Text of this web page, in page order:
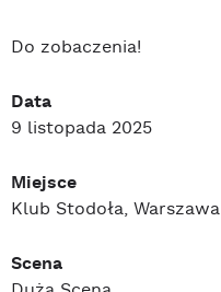
Do zobaczenia!
Data
9 listopada 2025
Miejsce
Klub Stodoła, Warszawa
Scena